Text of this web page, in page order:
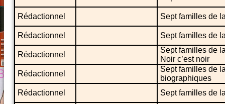
Rédactionnel Sept familles de
Rédactionnel Sept familles de
Rédactionnel
Sept familles de
Noir c’est noir
Rédactionnel
Sept familles de
biographiques
Rédactionnel
Sept familles de